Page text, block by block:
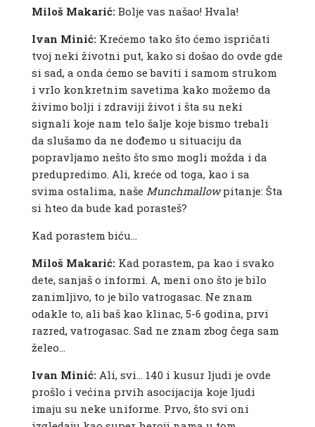
Miloš Makarić:Bolje vas našao! Hvala!
Ivan Minić:Krećemo tako što ćemo ispričati
tvoj neki životni put, kako si došao do ovde gde
si sad, a onda ćemo se baviti i samom strukom
i vrlo konkretnim savetima kako možemo da
živimo bolji i zdraviji život i šta su neki
signali koje nam telo šalje koje bismo trebali
da slušamo da ne dođemo u situaciju da
popravljamo nešto što smo mogli možda i da
predupredimo. Ali, kreće od toga, kao i sa
svima ostalima, naše Munchmallowpitanje: Šta
si hteo da bude kad porasteš?
Kad porastem biću…
Miloš Makarić:Kad porastem, pa kao i svako
dete, sanjaš o informi. A, meni ono što je bilo
zanimljivo, to je bilo vatrogasac. Ne znam
odakle to, ali baš kao klinac, 5-6 godina, prvi
razred, vatrogasac. Sad ne znam zbog čega sam
želeo…
Ivan Minić:Ali, svi… 140 i kusur ljudi je ovde
prošlo i većina prvih asocijacija koje ljudi
imaju su neke uniforme. Prvo, što svi oni